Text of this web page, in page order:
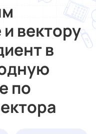
вектору
в
по